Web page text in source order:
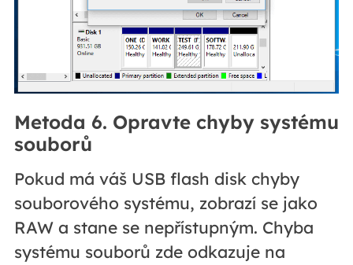
Metoda 6. Opravte chyby systému
souborů
Pokud má váš USB flash disk chyby
souborového systému, zobrazí se jako
RAW a stane se nepřístupným. Chyba
systému souborů zde odkazuje na